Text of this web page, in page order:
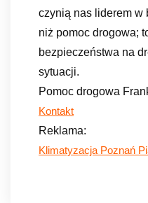
czynią nas liderem w
niż pomoc drogowa;
bezpieczeństwa na
sytuacji.
Pomoc drogowa
Kontakt
Reklama:
Klimatyzacja Poznań